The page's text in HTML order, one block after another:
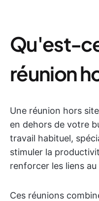
Qu'est-
réunion
Une réunion hors
en dehors de votre
travail habituel,
stimuler la
renforcer les liens
Ces réunions